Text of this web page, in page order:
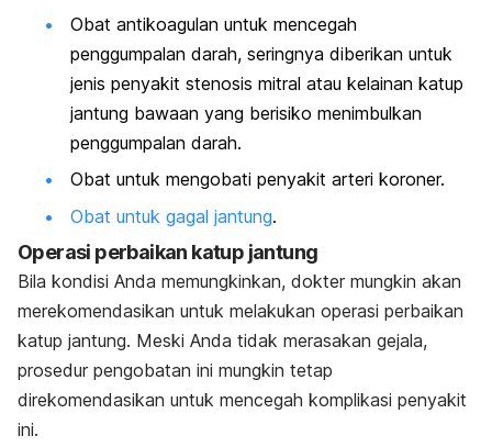
Obat antikoagulan untuk mencegah
penggumpalan darah, seringnya diberikan untuk
jenis penyakit stenosis mitral atau kelainan katup
jantung bawaan yang berisiko menimbulkan
penggumpalan darah.
Obat untuk mengobati penyakit arteri koroner.
Obat untuk gagal jantung.
Operasi perbaikan katup jantung
Bila kondisi Anda memungkinkan, dokter mungkin akan
merekomendasikan untuk melakukan operasi perbaikan
katup jantung. Meski Anda tidak merasakan gejala,
prosedur pengobatan ini mungkin tetap
direkomendasikan untuk mencegah komplikasi penyakit
ini.